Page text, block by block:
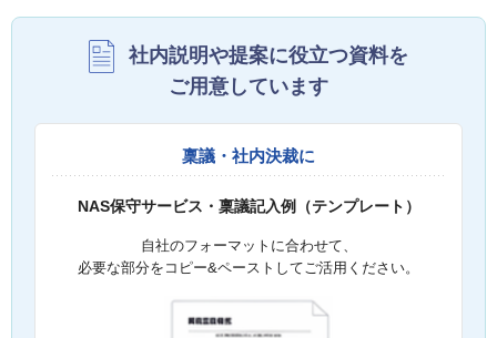
社内説明や提案に役立つ資料を
ご用意しています
稟議・社内決裁に
NAS保守サービス・稟議記入例（テンプレート）
自社のフォーマットに合わせて、
必要な部分をコピー&ペーストしてご活用ください。